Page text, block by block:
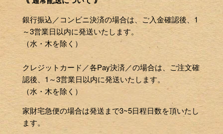
銀行振込／コンビニ決済の場合は、ご入金確認後、1
～3営業日以内に発送いたします。
（水・木を除く）
クレジットカード／各Pay決済／の場合は、ご注文確
認後、1～3営業日以内に発送いたします。
（水・木を除く）
家財宅急便の場合は発送まで3~5日程日数を頂いたし
ます。